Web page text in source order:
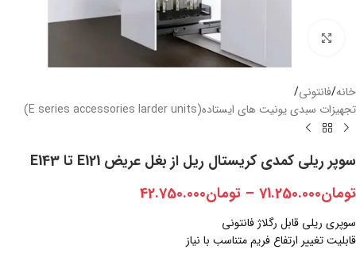
خانه/فانتونی/
تجهیزات سبدی یونیت های ایستاده(E series accessories larder units)
سوپر ریلی کمدی کریستال ریل از بغل عریض E121 تا E143
تومان71.250.000
– تومان42.750.000
سوپری ریلی قابل رگلاژ فانتونی
قابلیت تغییر ارتفاع فریم متناسب با نیاز